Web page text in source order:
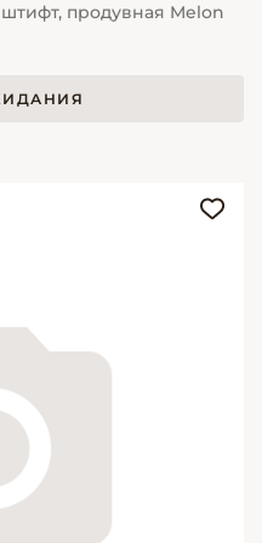
продувная Melon